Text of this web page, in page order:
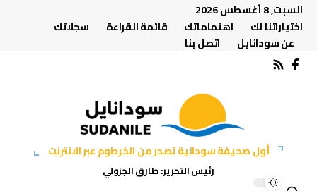
السبت, 8 أغسطس 2026
اختياراتنا لك
اهتماماتك قائمة القراءة
سجلاتك
عن سودانايل
اتصل بنا
أول صحيفة سودانية تصدر من الخرطوم عبر الانترنت
رئيس التحرير: طارق الجزولي